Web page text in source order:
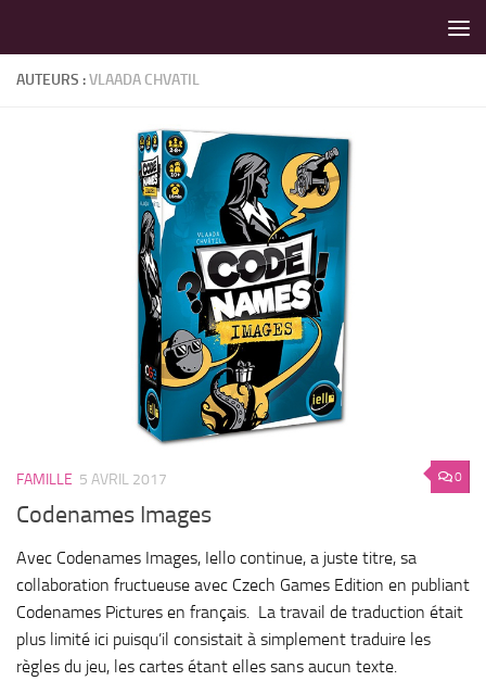
AUTEURS :VLAADA CHVATIL
0
FAMILLE 5 AVRIL 2017
Codenames Images
Avec Codenames Images, Iello continue, a juste titre, sa
collaboration fructueuse avec Czech Games Edition en publiant
Codenames Pictures en français. La travail de traduction était
plus limité ici puisqu’il consistait à simplement traduire les
règles du jeu, les cartes étant elles sans aucun texte.